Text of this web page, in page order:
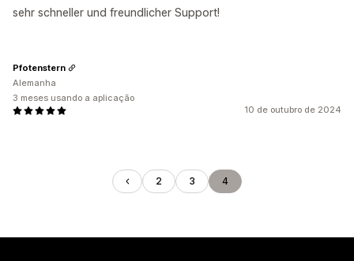
sehr schneller und freundlicher Support!
10 de outubro de 2024
Pfotenstern
Alemanha
3 meses usando a aplicação
2 3 4